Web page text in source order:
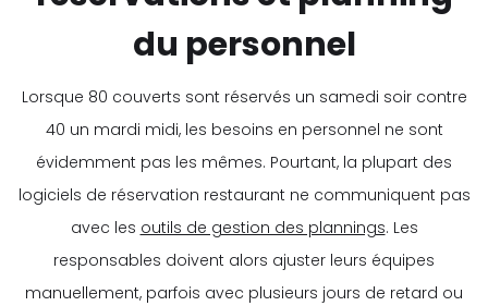
du personnel
Lorsque 80 couverts sont réservés un samedi soir contre
40 un mardi midi, les besoins en personnel ne sont
évidemment pas les mêmes. Pourtant, la plupart des
logiciels de réservation restaurant ne communiquent pas
avec les outils de gestion des plannings. Les
responsables doivent alors ajuster leurs équipes
manuellement, parfois avec plusieurs jours de retard ou